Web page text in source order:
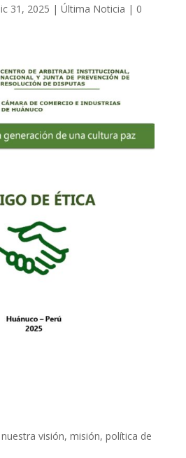
31, 2025 | Última Noticia | 0
visión, misión, política de